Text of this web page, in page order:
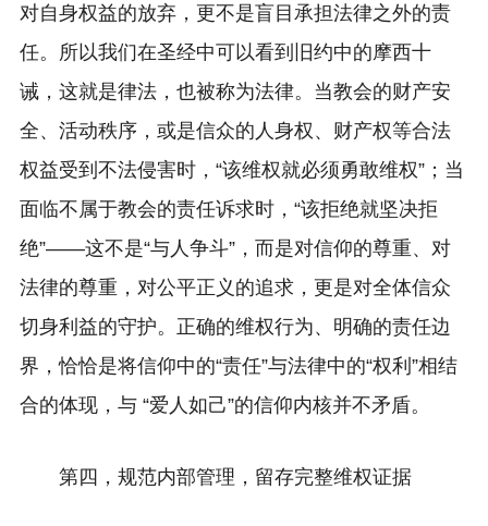
对自身权益的放弃，更不是盲目承担法律之外的责
任。所以我们在圣经中可以看到旧约中的摩西十
诫，这就是律法，也被称为法律。当教会的财产安
全、活动秩序，或是信众的人身权、财产权等合法
权益受到不法侵害时，“该维权就必须勇敢维权”；当
面临不属于教会的责任诉求时，“该拒绝就坚决拒
绝”——这不是“与人争斗”，而是对信仰的尊重、对
法律的尊重，对公平正义的追求，更是对全体信众
切身利益的守护。正确的维权行为、明确的责任边
界，恰恰是将信仰中的“责任”与法律中的“权利”相结
合的体现，与 “爱人如己”的信仰内核并不矛盾。
第四，规范内部管理，留存完整维权证据